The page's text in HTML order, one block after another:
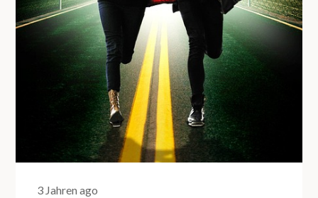
3 Jahren ago